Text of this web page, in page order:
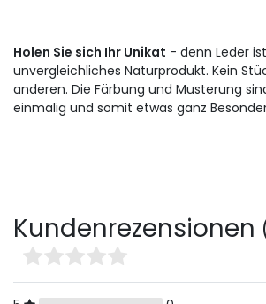
Holen Sie sich Ihr Unikat - denn Leder
unvergleichliches Naturprodukt. Kein
anderen. Die Färbung und Musterung
einmalig und somit etwas ganz
Kundenrezensionen